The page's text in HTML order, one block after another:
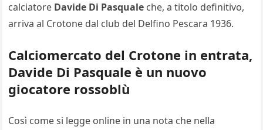
calciatore Davide Di Pasquale che, a titolo definitivo,
arriva al Crotone dal club del Delfino Pescara 1936.
Calciomercato del Crotone in entrata,
Davide Di Pasquale è un nuovo
giocatore rossoblù
Così come si legge online in una nota che nella